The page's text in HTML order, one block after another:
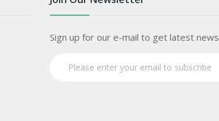
Sign up for our e-mail to get latest